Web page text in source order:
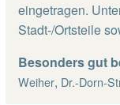
eingetragen.
Stadt-/Ortsteile
Besonders gut
Weiher, Dr.-Dorn-